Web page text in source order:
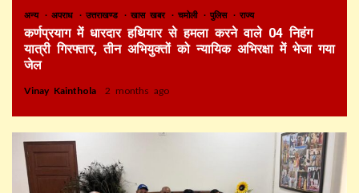
अन्य अपराध उत्तराखण्ड खास खबर चमोली पुलिस राज्य
कर्णप्रयाग में धारदार हथियार से हमला करने वाले 04 निहंग
यात्री गिरफ्तार, तीन अभियुक्तों को न्यायिक अभिरक्षा में भेजा गया
जेल
Vinay Kainthola 2 months ago